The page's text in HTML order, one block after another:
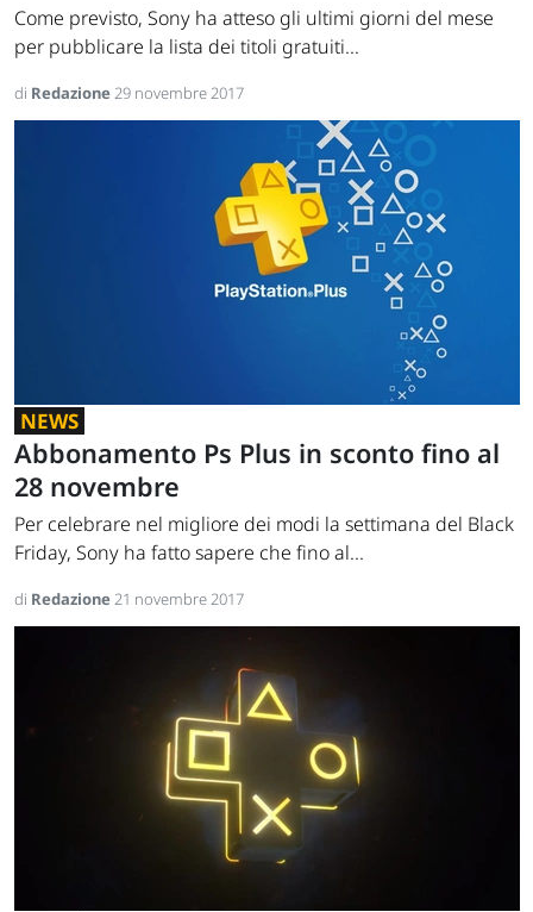
Come previsto, Sony ha atteso gli ultimi giorni del mese
per pubblicare la lista dei titoli gratuiti...
di Redazione29 novembre 2017
NEWS
Abbonamento Ps Plus in sconto fino al
28 novembre
Per celebrare nel migliore dei modi la settimana del Black
Friday, Sony ha fatto sapere che fino al...
di Redazione21 novembre 2017